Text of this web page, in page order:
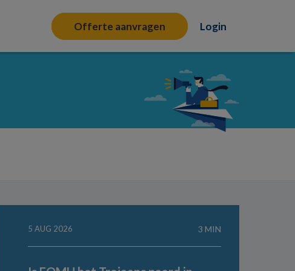
Offerte aanvragen Login
5 AUG 2026 3 MIN